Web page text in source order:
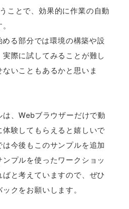
ことで、効果的に作業の自動
る部分では環境の構築や設
際に試してみることが難し
いこともあるかと思いま
、Webブラウザーだけで動
験してもらえると嬉しいで
今後もこのサンプルを追加
プルを使ったワークショッ
と考えていますので、ぜひ
クをお願いします。